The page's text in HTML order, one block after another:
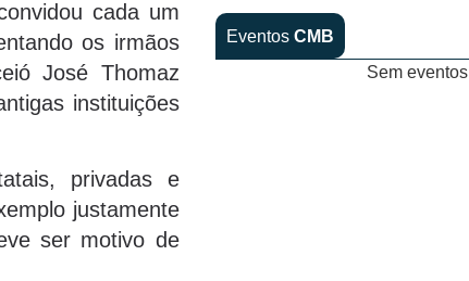
cada um
os irmãos
José Thomaz
instituições
privadas e
justamente
ser motivo de
Eventos CMB
Sem eventos